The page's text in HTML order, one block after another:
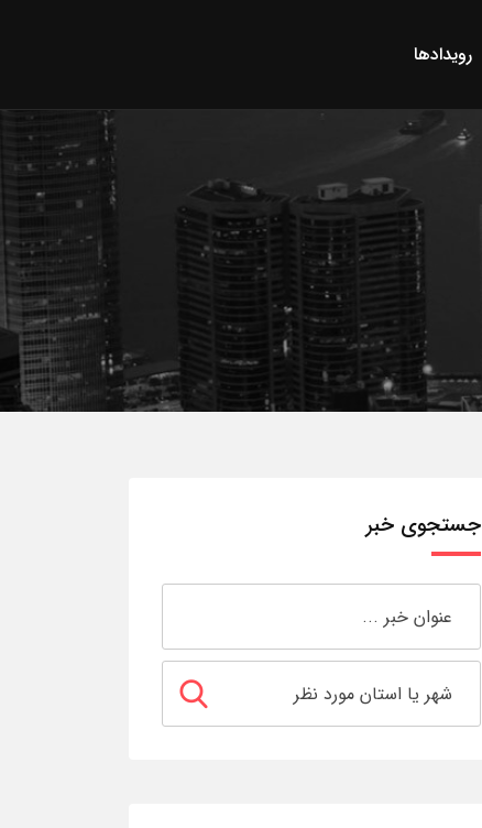
رویدادها
جستجوی خبر